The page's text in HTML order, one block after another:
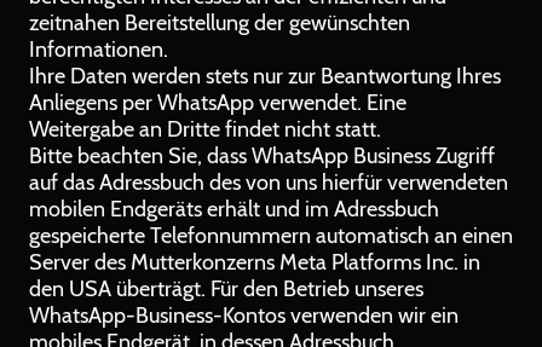
zeitnahen Bereitstellung der gewünschten
Informationen.
Ihre Daten werden stets nur zur Beantwortung Ihres
Anliegens per WhatsApp verwendet. Eine
Weitergabe an Dritte findet nicht statt.
Bitte beachten Sie, dass WhatsApp Business Zugriff
auf das Adressbuch des von uns hierfür verwendeten
mobilen Endgeräts erhält und im Adressbuch
gespeicherte Telefonnummern automatisch an einen
Server des Mutterkonzerns Meta Platforms Inc. in
den USA überträgt. Für den Betrieb unseres
WhatsApp-Business-Kontos verwenden wir ein